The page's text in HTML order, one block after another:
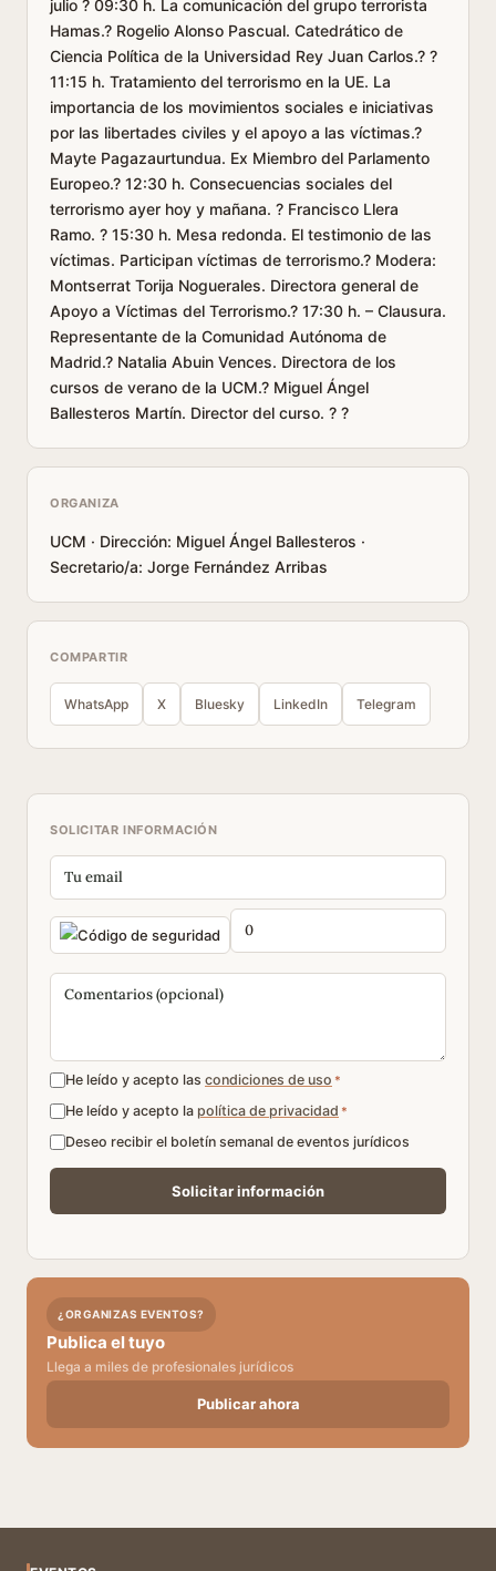
julio ? 09:30 h. La comunicación del grupo terrorista
Hamas.? Rogelio Alonso Pascual. Catedrático de
Ciencia Política de la Universidad Rey Juan Carlos.? ?
11:15 h. Tratamiento del terrorismo en la UE. La
importancia de los movimientos sociales e iniciativas
por las libertades civiles y el apoyo a las víctimas.?
Mayte Pagazaurtundua. Ex Miembro del Parlamento
Europeo.? 12:30 h. Consecuencias sociales del
terrorismo ayer hoy y mañana. ? Francisco Llera
Ramo. ? 15:30 h. Mesa redonda. El testimonio de las
víctimas. Participan víctimas de terrorismo.? Modera:
Montserrat Torija Noguerales. Directora general de
Apoyo a Víctimas del Terrorismo.? 17:30 h. – Clausura.
Representante de la Comunidad Autónoma de
Madrid.? Natalia Abuin Vences. Directora de los
cursos de verano de la UCM.? Miguel Ángel
Ballesteros Martín. Director del curso. ? ?
ORGANIZA
UCM · Dirección: Miguel Ángel Ballesteros ·
Secretario/a: Jorge Fernández Arribas
COMPARTIR
WhatsApp X Bluesky LinkedIn Telegram
SOLICITAR INFORMACIÓN
He leído y acepto las condiciones de uso *
He leído y acepto la política de privacidad *
Deseo recibir el boletín semanal de eventos jurídicos
¿ORGANIZAS EVENTOS?
Publica el tuyo
Llega a miles de profesionales jurídicos
Publicar ahora